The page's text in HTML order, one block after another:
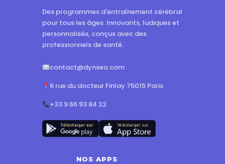
Des programmes d'entraînement cérébral
pour tous les âges. Innovants, ludiques et
personnalisés, conçus avec des
professionnels de santé.
contact@dynseo.com
6 rue du docteur Finlay 75015 Paris
+33 9 66 93 84 22
NOS APPS